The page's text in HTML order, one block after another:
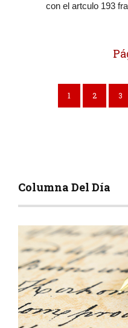
con el artculo 193
1 2 3
Columna Del Día